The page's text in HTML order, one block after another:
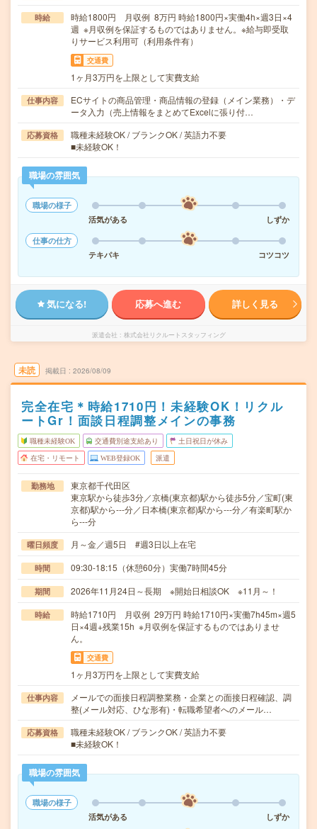
時給
時給1800円 月収例 8万円 時給1800円×実働4h×週3日×4
週 ※月収例を保証するものではありません。※給与即受取
りサービス利用可（利用条件有）
交通費
1ヶ月3万円を上限として実費支給
仕事内容
ECサイトの商品管理・商品情報の登録（メイン業務）・デ
ータ入力（売上情報をまとめてExcelに張り付…
応募資格
職種未経験OK / ブランクOK / 英語力不要
■未経験OK！
職場の雰囲気
職場の様子
活気がある
しずか
仕事の仕方
テキパキ
コツコツ
気になる! 応募へ進む 詳しく見る
派遣会社 株式会社リクルートスタッフィング
未読 掲載日 2026/08/09
完全在宅＊時給1710円！未経験OK！リクル
ートGr！面談日程調整メインの事務
職種未経験OK 交通費別途支給あり 土日祝日が休み
在宅・リモート WEB登録OK 派遣
勤務地
東京都千代田区
東京駅から徒歩3分／京橋(東京都)駅から徒歩5分／宝町(東
京都)駅から---分／日本橋(東京都)駅から---分／有楽町駅か
ら---分
曜日頻度 月～金／週5日 #週3日以上在宅
時間 09:30-18:15（休憩60分）実働7時間45分
期間 2026年11月24日～長期 ※開始日相談OK ※11月～！
時給
時給1710円 月収例 29万円 時給1710円×実働7h45m×週5
日×4週+残業15h ※月収例を保証するものではありませ
ん。
交通費
1ヶ月3万円を上限として実費支給
仕事内容
メールでの面接日程調整業務・企業との面接日程確認、調
整(メール対応、ひな形有)・転職希望者へのメール…
応募資格
職種未経験OK / ブランクOK / 英語力不要
■未経験OK！
職場の雰囲気
職場の様子
活気がある
しずか